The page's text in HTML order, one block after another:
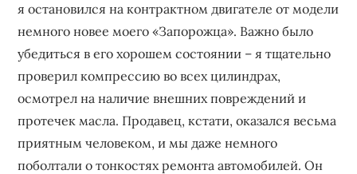
я остановился на контрактном двигателе от модели
немного новее моего «Запорожца». Важно было
убедиться в его хорошем состоянии – я тщательно
проверил компрессию во всех цилиндрах,
осмотрел на наличие внешних повреждений и
протечек масла. Продавец, кстати, оказался весьма
приятным человеком, и мы даже немного
поболтали о тонкостях ремонта автомобилей. Он